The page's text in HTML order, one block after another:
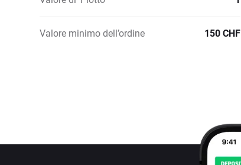
Valore minimo dell’ordine 150 CHF